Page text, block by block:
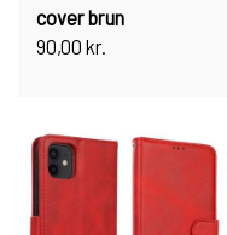
cover brun
90,00 kr.